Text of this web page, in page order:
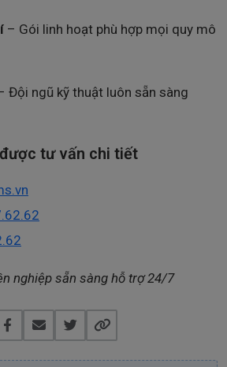
– Gói linh hoạt phù hợp mọi quy mô
Đội ngũ kỹ thuật luôn sẵn sàng
tư vấn chi tiết
nghiệp sẵn sàng hỗ trợ 24/7